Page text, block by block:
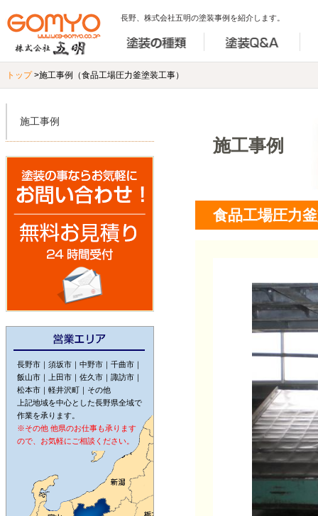
長野、株式会社五明の塗装事例を紹介します。
トップ>施工事例（食品工場圧力釜塗装工事）
施工事例
食品工場圧力
施工事例
長野市｜須坂市｜中野市｜千曲市｜
飯山市｜上田市｜佐久市｜諏訪市｜
松本市｜軽井沢町｜その他
上記地域を中心とした長野県全域で
作業を承ります。
※その他 他県のお仕事も承ります
ので、お気軽にご相談ください。